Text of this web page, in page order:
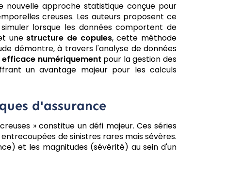
nouvelle approche statistique conçue pour
creuses. Les auteurs proposent ce
lorsque les données comportent de
une structure de copules, cette méthode
démontre, à travers l'analyse de données
numériquement pour la gestion des
un avantage majeur pour les calculs
d'assurance
» constitue un défi majeur. Ces séries
de sinistres rares mais sévères.
et les magnitudes (sévérité) au sein d'un